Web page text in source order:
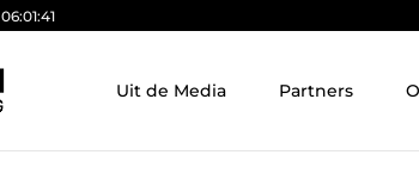
06:01:42
Uit de Media Partners